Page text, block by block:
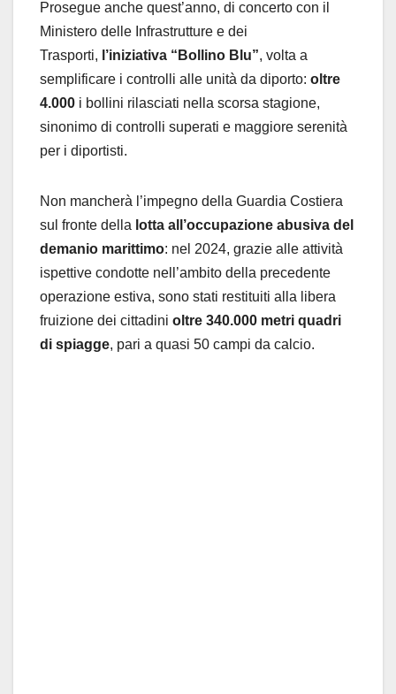
Prosegue anche quest’anno, di concerto con il
Ministero delle Infrastrutture e dei
Trasporti, l’iniziativa “Bollino Blu”, volta a
semplificare i controlli alle unità da diporto: oltre
4.000 i bollini rilasciati nella scorsa stagione,
sinonimo di controlli superati e maggiore serenità
per i diportisti.
Non mancherà l’impegno della Guardia Costiera
sul fronte della lotta all’occupazione abusiva del
demanio marittimo: nel 2024, grazie alle attività
ispettive condotte nell’ambito della precedente
operazione estiva, sono stati restituiti alla libera
fruizione dei cittadini oltre 340.000 metri quadri
di spiagge, pari a quasi 50 campi da calcio.